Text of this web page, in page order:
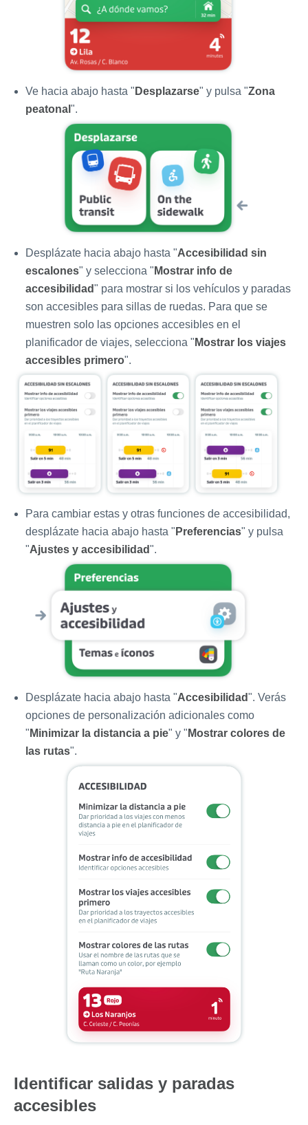
Ve hacia abajo hasta " Desplazarse" y pulsa "Zona
peatonal ".
Desplázate hacia abajo hasta "Accesibilidad sin
escalones" y selecciona " Mostrar info de
accesibilidad" para mostrar si los vehículos y paradas
son accesibles para sillas de ruedas. Para que se
muestren solo las opciones accesibles en el
planificador de viajes, selecciona " Mostrar los viajes
accesibles primero".
Para cambiar estas y otras funciones de accesibilidad,
desplázate hacia abajo hasta " Preferencias" y pulsa
"Ajustes y accesibilidad".
Desplázate hacia abajo hasta "Accesibilidad". Verás
opciones de personalización adicionales como
" Minimizar la distancia a pie" y " Mostrar colores de
las rutas".
Identificar salidas y paradas
accesibles